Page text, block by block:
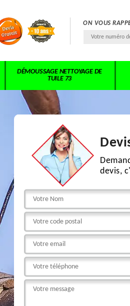
ON VOUS
DÉMOUSSAGE NETTOYAGE DE
TUILE 73
devis,